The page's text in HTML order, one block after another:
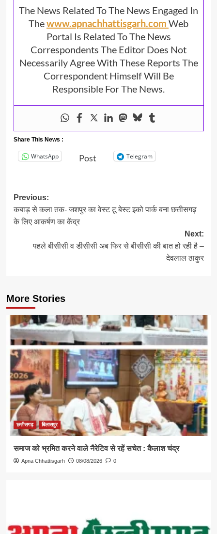
The News Related To The News Engaged In
Thewww.apnachhattisgarh.com Web
Portal Is Related To The News
Correspondents The Editor Does Not
Necessarily Agree With These Reports The
Correspondent Himself Will Be
Responsible For The News.
Share This News :
WhatsApp Post Telegram
Post
navigation
Previous:
कबाड़ से कला तक- जशपुर का वेस्ट टू बेस्ट इको पार्क बना छत्तीसगढ़
के लिए आकर्षण का केंद्र
Next:
पहले बीसीसी व डीसीसी अब फिर से बीसीसी की बात हो रही है –
देवलाल ठाकुर
More Stories
छत्तीसगढ़ बिलासपुर
समाज को भ्रमित करने वाले नैरेटिव से रहें सचेत : कैलाश चंद्र
Apna Chhattisgarh 08/08/2026 0